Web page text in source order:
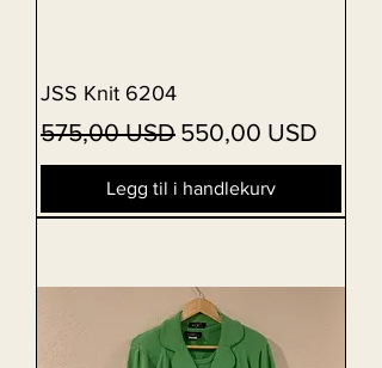
JSS Knit 6204
Vanlig pris
575,00 USD Salgspris
550,00 USD
Legg til i handlekurv